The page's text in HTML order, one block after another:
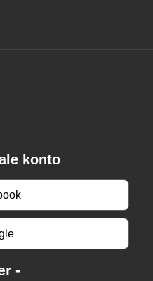
konto